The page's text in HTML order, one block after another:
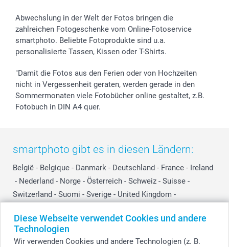
Diese Webseite verwendet Cookies und andere
Technologien
Wir verwenden Cookies und andere Technologien (z. B.
Abwechslung in der Welt der Fotos bringen die
zahlreichen Fotogeschenke vom Online-Fotoservice
smartphoto. Beliebte Fotoprodukte sind u.a.
personalisierte Tassen, Kissen oder T-Shirts.
"Damit die Fotos aus den Ferien oder von Hochzeiten
nicht in Vergessenheit geraten, werden gerade in den
Sommermonaten viele Fotobücher online gestaltet, z.B.
Fotobuch in DIN A4 quer.
smartphoto gibt es in diesen Ländern:
België - Belgique - Danmark - Deutschland - France - Ireland
- Nederland - Norge - Österreich - Schweiz - Suisse -
Switzerland - Suomi - Sverige - United Kingdom -
Other Countries
Alle Preise verstehen sich in EURO (€) inkl. MwSt. und zzgl. Versandkosten.